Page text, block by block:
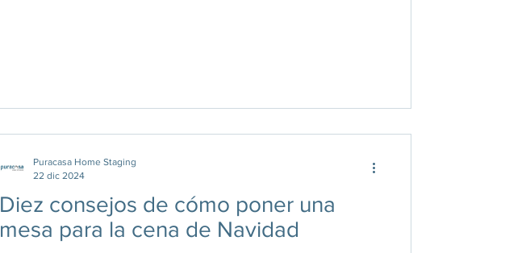
Diez consejos de cómo poner una
mesa para la cena de Navidad
Puracasa Home Staging
22 dic 2024